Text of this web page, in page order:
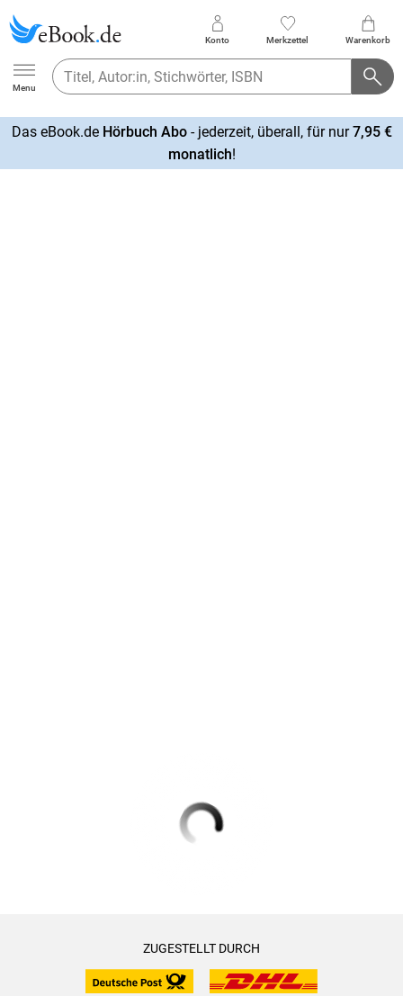
Ebook.de
Menu
Konto Merkzettel Warenkorb
Das eBook.de Hörbuch Abo- jederzeit, überall, für nur7,95 €
monatlich!
ZUGESTELLT DURCH